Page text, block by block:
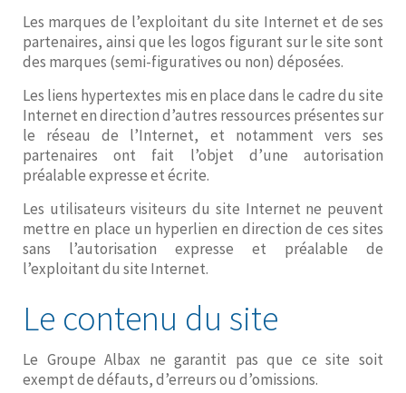
Les marques de l’exploitant du site Internet et de ses
partenaires, ainsi que les logos figurant sur le site sont
des marques (semi-figuratives ou non) déposées.
Les liens hypertextes mis en place dans le cadre du site
Internet en direction d’autres ressources présentes sur
le réseau de l’Internet, et notamment vers ses
partenaires ont fait l’objet d’une autorisation
préalable expresse et écrite.
Les utilisateurs visiteurs du site Internet ne peuvent
mettre en place un hyperlien en direction de ces sites
sans l’autorisation expresse et préalable de
l’exploitant du site Internet.
Le contenu du site
Le Groupe Albax ne garantit pas que ce site soit
exempt de défauts, d’erreurs ou d’omissions.